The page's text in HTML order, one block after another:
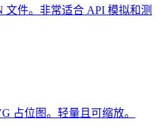
文件。非常适合 API 模拟和测
占位图。轻量且可缩放。